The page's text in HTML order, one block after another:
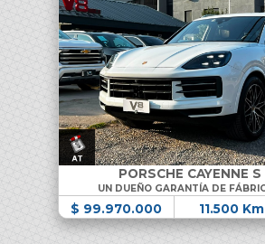
PORSCHE CAYENNE
UN DUEÑO GARANTÍA DE
$ 99.970.000 11.500 Km